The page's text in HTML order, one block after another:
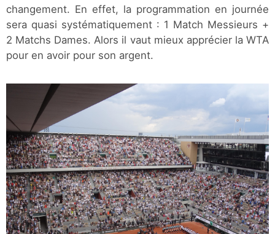
changement. En effet, la programmation en journée
sera quasi systématiquement : 1 Match Messieurs +
2 Matchs Dames. Alors il vaut mieux apprécier la WTA
pour en avoir pour son argent.